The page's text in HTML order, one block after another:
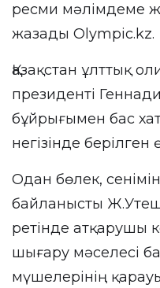
ресми мәлімдеме
жазады Olympic.kz.
Қазақстан ұлттық
президенті
бұйрығымен бас
негізінде берілген
Одан бөлек,
байланысты
ретінде атқарушы
шығару мәселесі
мүшелерінің